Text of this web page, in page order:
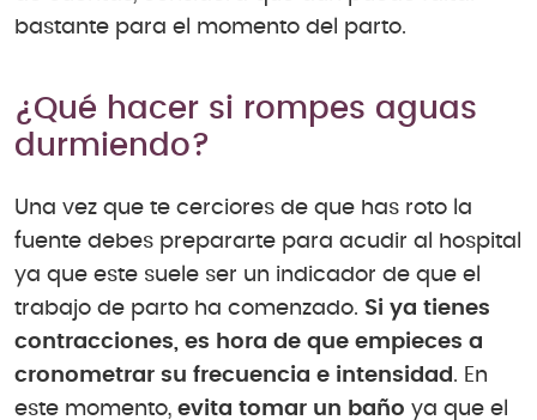
bastante para el momento del parto.
¿Qué hacer si rompes aguas
durmiendo?
Una vez que te cerciores de que has roto la
fuente debes prepararte para acudir al hospital
ya que este suele ser un indicador de que el
trabajo de parto ha comenzado. Si ya tienes
contracciones, es hora de que empieces a
cronometrar su frecuencia e intensidad . En
este momento, evita tomar un baño ya que el